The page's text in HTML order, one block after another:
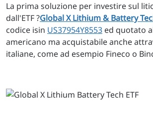
La prima soluzione per investire sul
dall'ETF ?Global X Lithium & Battery
codice isin US37954Y8553 ed quotato
americano ma acquistabile anche
italiane, come ad esempio Fineco o